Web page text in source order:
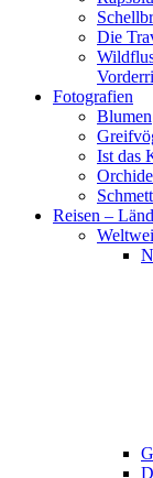
Die
Fotografien
Blumen
Ist das
Reisen –